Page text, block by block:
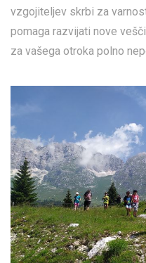
vzgojiteljev skrbi za
pomaga razvijati nove
za vašega otroka polno